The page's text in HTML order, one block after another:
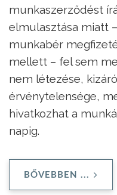
munkaszerződést
elmulasztása miatt
munkabér
mellett – fel sem
nem létezése,
érvénytelensége,
hivatkozhat a
napig.
BŐVEBBEN ...